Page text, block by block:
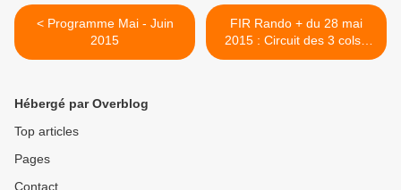
< Programme Mai - Juin
2015
FIR Rando + du 28 mai
2015 : Circuit des 3 cols -
Bormes >
Hébergé par Overblog
Top articles
Pages
Contact